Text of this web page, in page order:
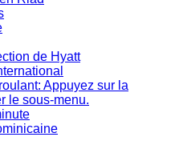
de Hyatt
Appuyez sur la
le sous-menu.